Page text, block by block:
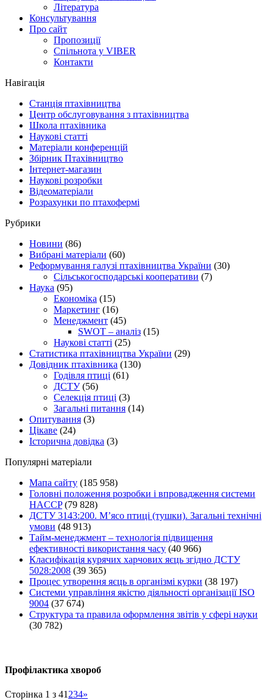
Література
Консультування
Про сайт
Пропозиції
Спільнота у VIBER
Контакти
Навігація
Станція птахівництва
Центр обслуговування з птахівництва
Школа птахівника
Наукові статті
Матеріали конференцій
Збірник Птахівництво
Інтернет-магазин
Наукові розробки
Відеоматеріали
Розрахунки по птахофермі
Рубрики
Новини (86)
Вибрані матеріали (60)
Реформування галузі птахівництва України (30)
Сільськогосподарські кооперативи (7)
Наука (95)
Економіка (15)
Маркетинг (16)
Менеджмент (45)
SWOT – аналіз (15)
Наукові статті (25)
Статистика птахівництва України (29)
Довідник птахівника (130)
Годівля птиці (61)
ДСТУ(56)
Селекція птиці (3)
Загальні питання (14)
Опитування (3)
Цікаве (24)
Історична довідка (3)
Популярні матеріали
Мапа сайту (185 958)
Головні положення розробки і впровадження системи
HACCP(79 828)
ДСТУ 3143:200. М’ясо птиці (тушки). Загальні технічні
умови (48 913)
Тайм-менеджмент – технологія підвищення
ефективності використання часу (40 966)
Класифікація курячих харчових яєць згідно ДСТУ
5028:2008 (39 365)
Процес утворення яєць в організмі курки (38 197)
Системи управління якістю діяльності організації ISO
9004 (37 674)
Структура та правила оформлення звітів у сфері науки
(30 782)
Профілактика хвороб
Сторінка 1 з 41 234»